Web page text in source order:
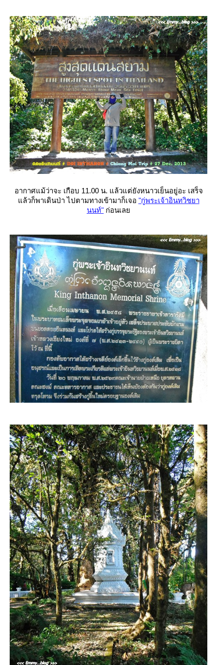
อากาศแม้ว่าจะ เกือบ 11.00 น. แล้วแต่ยังหนาวเย็นอยู่อะ เสร็จ
ล้วก็พาเดินป่า ไปตามทางเข้ามาก็เจอ "กู่พระเจ้าอินทวิชยา
นนท์" ก่อนเล